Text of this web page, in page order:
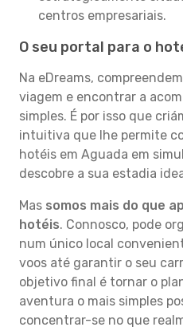
centros empresariais.
O seu portal para o
Na eDreams,
viagem e encontrar a
simples. É por isso que
intuitiva que lhe permite
hotéis em Aguada em
descobre a sua estadia
Mas somos mais do que
hotéis. Connosco, pode
num único local
voos até garantir o seu
objetivo final é tornar o
aventura o mais simples
concentrar-se no que